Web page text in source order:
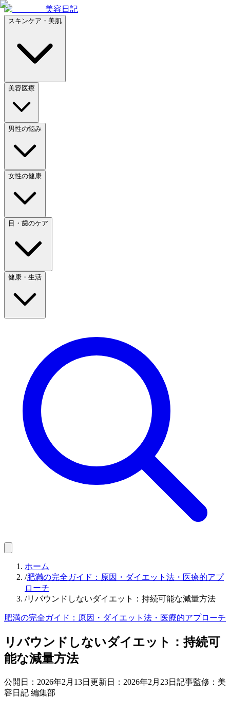
美容日記
スキンケア・美肌
美容医療
男性の悩み
女性の健康
目・歯のケア
健康・生活
ホーム
/肥満の完全ガイド：原因・ダイエット法・医療的アプ
ローチ
/リバウンドしないダイエット：持続可能な減量方法
肥満の完全ガイド：原因・ダイエット法・医療的アプローチ
リバウンドしないダイエット：持続可
能な減量方法
公開日： 2026年2月13日 更新日： 2026年2月23日 記事監修：美
容日記 編集部